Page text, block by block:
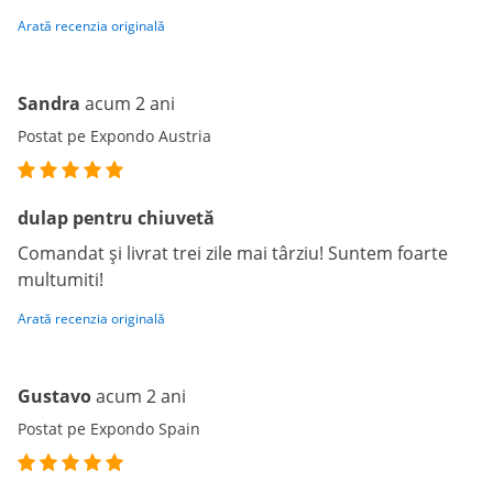
Arată recenzia originală
Sandra acum 2 ani
Postat pe Expondo Austria
dulap pentru chiuvetă
Comandat și livrat trei zile mai târziu! Suntem foarte
multumiti!
Arată recenzia originală
Gustavoacum 2 ani
Postat pe Expondo Spain